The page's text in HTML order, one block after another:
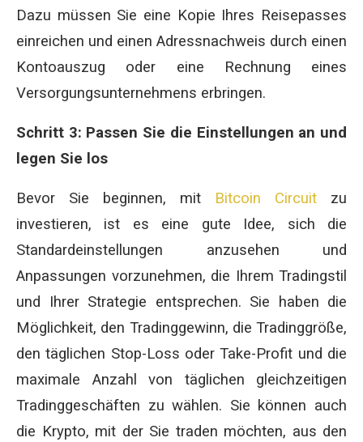
Dazu müssen Sie eine Kopie Ihres Reisepasses
einreichen und einen Adressnachweis durch einen
Kontoauszug oder eine Rechnung eines
Versorgungsunternehmens erbringen.
Schritt 3: Passen Sie die Einstellungen an und
legen Sie los
Bevor Sie beginnen, mit Bitcoin Circuit zu
investieren, ist es eine gute Idee, sich die
Standardeinstellungen anzusehen und
Anpassungen vorzunehmen, die Ihrem Tradingstil
und Ihrer Strategie entsprechen. Sie haben die
Möglichkeit, den Tradinggewinn, die Tradinggröße,
den täglichen Stop-Loss oder Take-Profit und die
maximale Anzahl von täglichen gleichzeitigen
Tradinggeschäften zu wählen. Sie können auch
die Krypto, mit der Sie traden möchten, aus den